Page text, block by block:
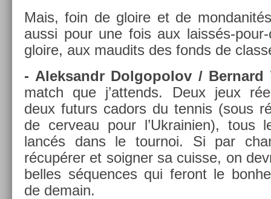
Mais, foin de gloire et de
aussi pour une fois aux laissés-
gloire, aux maudits des fonds de
- Al­ek­sandr Dol­gopolov / Be­rnard
match que j’at­tends. Deux jeux
deux futurs cadors du ten­nis (sous
de cer­veau pour l’Uk­raini­en), tous
lancés dans le tour­noi. Si par
récupérer et soign­er sa cuis­se, on
be­lles séqu­ences qui feront le
de de­main.